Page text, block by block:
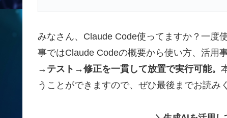
みなさん、Claude Code使ってますか？一度
事ではClaude Codeの概要から使い方、活用
→テスト→修正を一貫して放置で実行可能。
うことができますので、ぜひ最後までお読み